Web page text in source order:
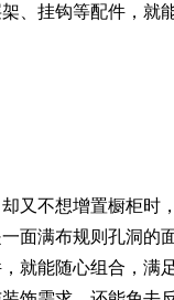
、挂钩等配件，就
又不想增置橱柜时，
面满布规则孔洞的
就能随心组合，满